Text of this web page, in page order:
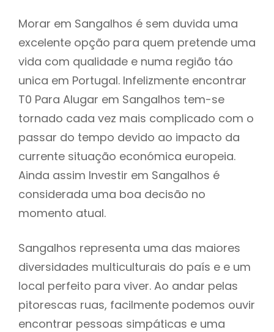
Morar em Sangalhos é sem duvida uma
excelente opção para quem pretende uma
vida com qualidade e numa região táo
unica em Portugal. Infelizmente encontrar
T0 Para Alugar em Sangalhos tem-se
tornado cada vez mais complicado com o
passar do tempo devido ao impacto da
currente situação económica europeia.
Ainda assim Investir em Sangalhos é
considerada uma boa decisão no
momento atual.
Sangalhos representa uma das maiores
diversidades multiculturais do país e e um
local perfeito para viver. Ao andar pelas
pitorescas ruas, facilmente podemos ouvir
encontrar pessoas simpáticas e uma